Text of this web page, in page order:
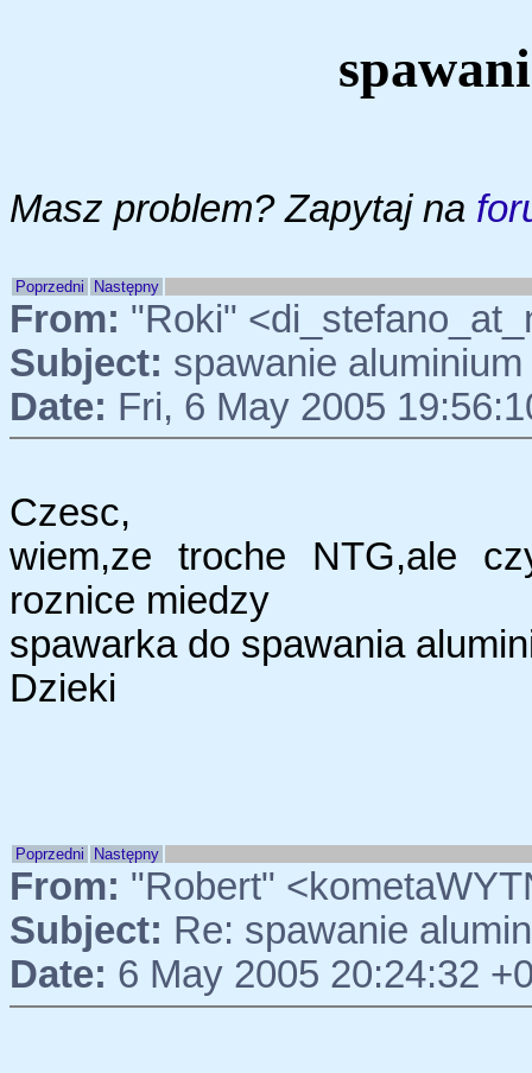
Masz problem? Zapytaj na
Poprzedni Następny
From: "Roki"
Subject: spawanie aluminium
Date: Fri, 6 May 2005
Czesc,
wiem,ze troche NTG,ale
roznice miedzy
spawarka do spawania
Dzieki
Poprzedni Następny
From: "Robert"
Subject: Re: spawanie
Date: 6 May 2005 20:24:32